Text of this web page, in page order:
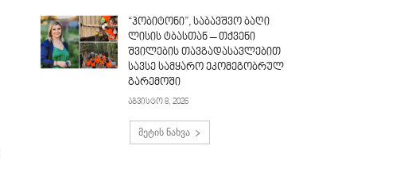
“ჰობიტონი”, საბავშვო ბაღი
ლისის ტბასთან – თქვენი
შვილების თავგადასავლებით
სავსე სამყარო ეკომეგობრულ
გარემოში
აგვისტო 8, 2026
მეტის ნახვა